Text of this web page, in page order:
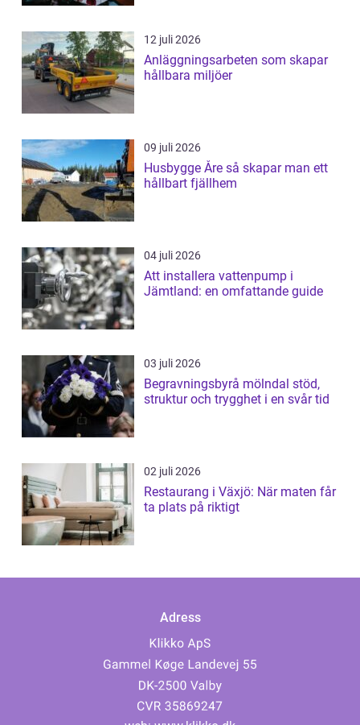
12 juli 2026
Anläggningsarbeten som skapar
hållbara miljöer
09 juli 2026
Husbygge Åre så skapar man ett
hållbart fjällhem
04 juli 2026
Att installera vattenpump i
Jämtland: en omfattande guide
03 juli 2026
Begravningsbyrå mölndal stöd,
struktur och trygghet i en svår tid
02 juli 2026
Restaurang i Växjö: När maten får
ta plats på riktigt
Adress